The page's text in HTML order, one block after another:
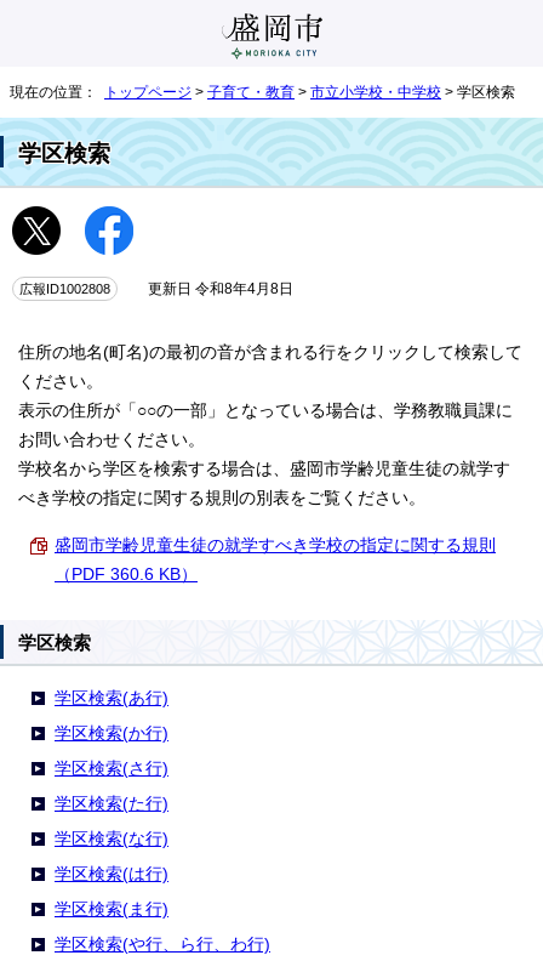
現在の位置： トップページ > 子育て・教育 > 市立小学校・中学校 > 学区検索
学区検索
広報ID1002808 更新日 令和8年4月8日
住所の地名(町名)の最初の音が含まれる行をクリックして検索して
ください。
表示の住所が「○○の一部」となっている場合は、学務教職員課に
お問い合わせください。
学校名から学区を検索する場合は、盛岡市学齢児童生徒の就学す
べき学校の指定に関する規則の別表をご覧ください。
盛岡市学齢児童生徒の就学すべき学校の指定に関する規則
（PDF 360.6 KB）
学区検索
学区検索(あ行)
学区検索(か行)
学区検索(さ行)
学区検索(た行)
学区検索(な行)
学区検索(は行)
学区検索(ま行)
学区検索(や行、ら行、わ行)